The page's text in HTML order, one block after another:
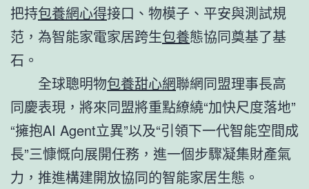
把持包養網心得接口、物模子、平安與測試規
范，為智能家電家居跨生包養態協同奠基了基
石。
全球聰明物包養甜心網聯網同盟理事長高
同慶表現，將來同盟將重點繚繞“加快尺度落地”
“擁抱AI Agent立異”以及“引領下一代智能空間成
長”三慷慨向展開任務，進一個步驟凝集財產氣
力，推進構建開放協同的智能家居生態。